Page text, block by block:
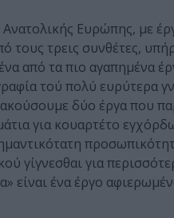
Ευρώπης, με
τους τρεις συνθέτες,
από τα πιο αγαπημένα
τού πολύ ευρύτερα
δύο έργα που
για κουαρτέτο
γίγνεσθαι για
είναι ένα έργο